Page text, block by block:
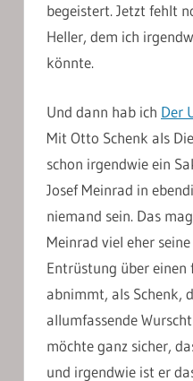
begeistert. Jetzt fehlt
Heller, dem ich
könnte.
Und dann hab ich Der
Mit Otto Schenk als
schon irgendwie ein
Josef Meinrad in
niemand sein. Das
Meinrad viel eher
Entrüstung über einen
abnimmt, als Schenk,
allumfassende
möchte ganz sicher,
und irgendwie ist er